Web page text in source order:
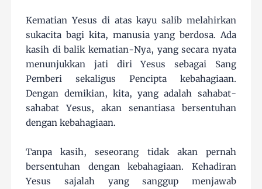
Kematian Yesus di atas kayu salib melahirkan
sukacita bagi kita, manusia yang berdosa. Ada
kasih di balik kematian-Nya, yang secara nyata
menunjukkan jati diri Yesus sebagai Sang
Pemberi sekaligus Pencipta kebahagiaan.
Dengan demikian, kita, yang adalah sahabat-
sahabat Yesus, akan senantiasa bersentuhan
dengan kebahagiaan.
Tanpa kasih, seseorang tidak akan pernah
bersentuhan dengan kebahagiaan. Kehadiran
Yesus sajalah yang sanggup menjawab